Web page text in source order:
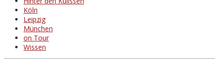
Köln
Leipzig
München
on Tour
Wissen